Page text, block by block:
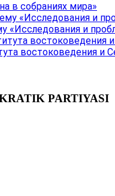
в собраниях мира»
«Исследования и
востоковедения и
PARTIYASI